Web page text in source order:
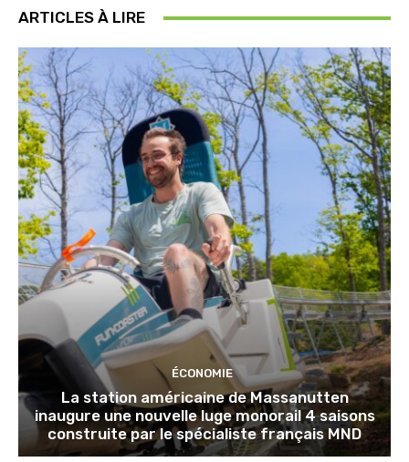
ARTICLES À LIRE
ÉCONOMIE
La station américaine de Massanutten
inaugure une nouvelle luge monorail 4 saisons
construite par le spécialiste français MND